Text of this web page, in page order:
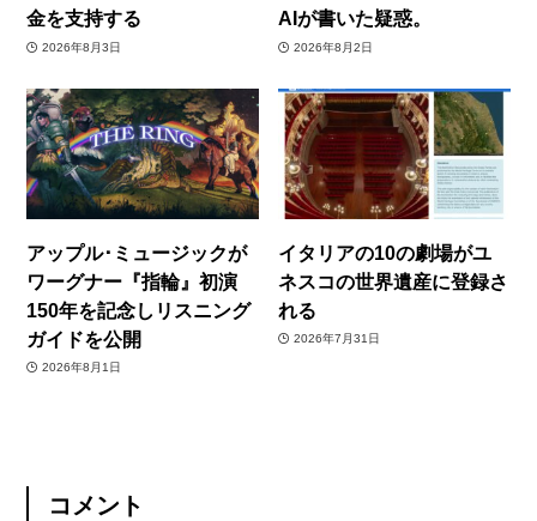
金を支持する
2026年8月3日
AIが書いた疑惑。
2026年8月2日
アップル･ミュージックが
ワーグナー『指輪』初演
150年を記念しリスニング
ガイドを公開
2026年8月1日
イタリアの10の劇場がユ
ネスコの世界遺産に登録さ
れる
2026年7月31日
コメント